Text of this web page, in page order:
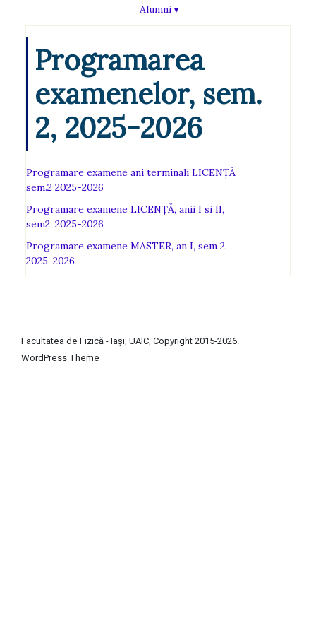
Alumni
Programarea
examenelor, sem.
2, 2025-2026
Programare examene ani terminali LICENȚĂ
sem.2 2025-2026
Programare examene LICENȚĂ, anii I si II,
sem2, 2025-2026
Programare examene MASTER, an I, sem 2,
2025-2026
Facultatea de Fizică - Iași, UAIC, Copyright 2015-2026.
WordPress Theme